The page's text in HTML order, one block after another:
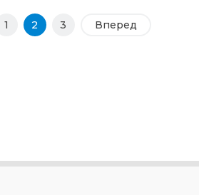
1 2 3 Вперед